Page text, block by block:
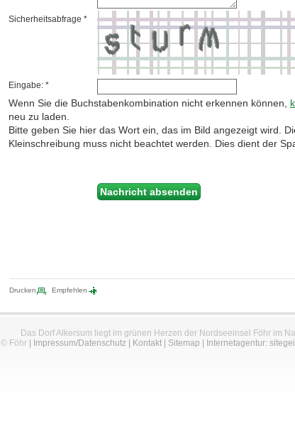
Sicherheitsabfrage *
Eingabe: *
Wenn Sie die Buchstabenkombination nicht erkennen können,
neu zu laden.
Bitte geben Sie hier das Wort ein, das im Bild angezeigt wird.
Kleinschreibung muss nicht beachtet werden. Dies dient der
Drucken Empfehlen
Das Dorf Alkersum liegt im grünen Herzen der Nordseeinsel Föhr im
© Föhr| Impressum/Datenschutz| Kontakt| Sitemap | Internetagentur: